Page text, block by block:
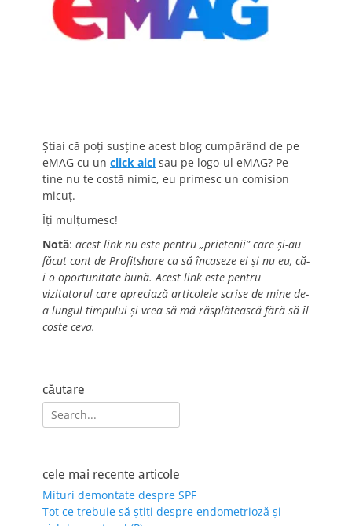
Știai că poți susține acest blog cumpărând de pe
eMAG cu un click aici sau pe logo-ul eMAG? Pe
tine nu te costă nimic, eu primesc un comision
micuț.
Îți mulțumesc!
Notă: acest link nu este pentru „prietenii” care și-au
făcut cont de Profitshare ca să încaseze ei și nu eu, că-
i o oportunitate bună. Acest link este pentru
vizitatorul care apreciază articolele scrise de mine de-
a lungul timpului și vrea să mă răsplătească fără să îl
coste ceva.
căutare
Search
for:
cele mai recente articole
Mituri demontate despre SPF
Tot ce trebuie să știți despre endometrioză și